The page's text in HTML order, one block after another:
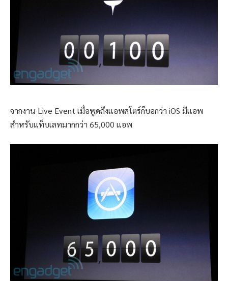
จากงาน Live Event เมื่อพูดถึงเเอพสโตร์ก็บอกว่า iOS มีเเอพ
สำหรับเเท็บเลทมากกว่า 65,000 เเอพ